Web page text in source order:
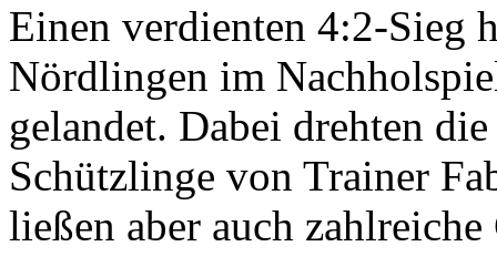
Einen verdienten 4:2-Sieg
Nördlingen im
gelandet. Dabei drehten
Schützlinge von Trainer
ließen aber auch